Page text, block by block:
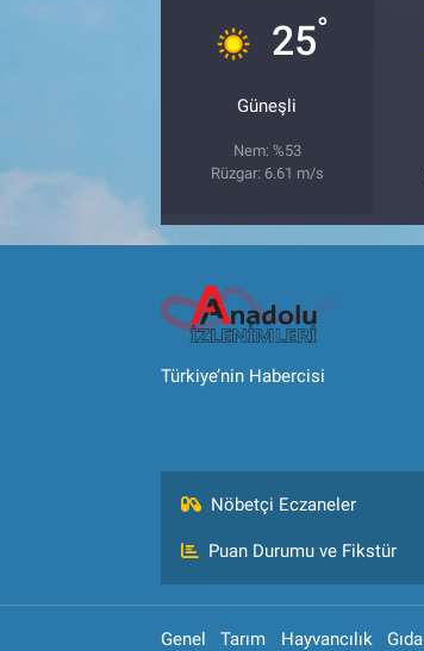
25°
Güneşli
Nem: %53
Rüzgar: 6.61 m/s
Türkiye’nin Habercisi
Nöbetçi Eczaneler
Puan Durumu ve Fikstür
Genel Tarım Hayvancılık Gıda